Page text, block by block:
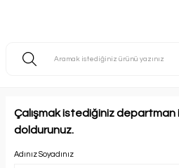
Çalışmak istediğiniz departman
doldurunuz.
Adınız Soyadınız